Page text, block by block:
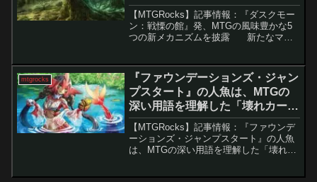
ザリング
【MTGRocks】記事情報：『ダスクモー
ン：戦慄の館』発、MTGの風味豊かな5
つの新メカニズムを披露 新たなマジ
怖に満ちた世界が明らかになりました。
このセッ...
mtgrocks
『ファウンデーションズ・ジャン
プスタート』の人魚は、MTGの
深い用語を理解した「壊れカー
ド」です。 – マジック：ザ・ギャ
ザリング
【MTGRocks】記事情報：『ファウンデ
ーションズ・ジャンプスタート』の人魚
は、MTGの深い用語を理解した「壊れカ